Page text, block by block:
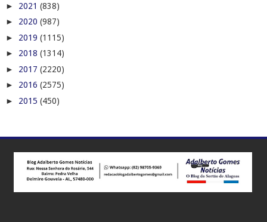
► 2021 (838)
► 2020 (987)
► 2019 (1115)
► 2018 (1314)
► 2017 (2220)
► 2016 (2575)
► 2015 (450)